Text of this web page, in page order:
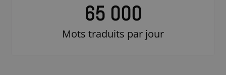
65 000
Mots traduits par jour